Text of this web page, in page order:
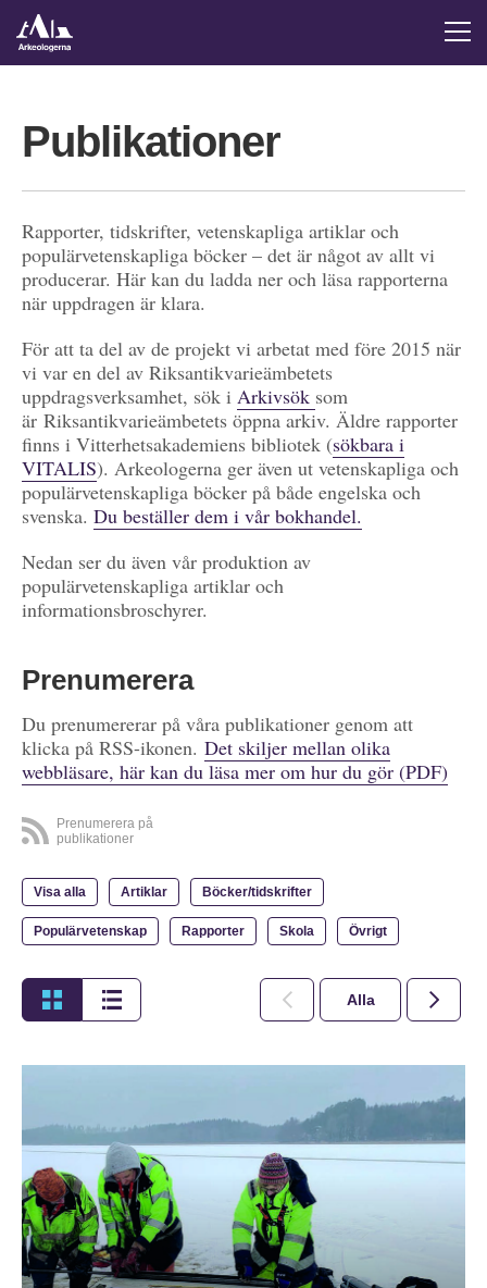
Publikationer
Rapporter, tidskrifter, vetenskapliga artiklar och
populärvetenskapliga böcker – det är något av allt vi
producerar. Här kan du ladda ner och läsa rapporterna
när uppdragen är klara.
För att ta del av de projekt vi arbetat med före 2015 när
vi var en del av Riksantikvarieämbetets
uppdragsverksamhet, sök i Arkivsök som
är Riksantikvarieämbetets öppna arkiv. Äldre rapporter
finns i Vitterhetsakademiens bibliotek (sökbara i
VITALIS). Arkeologerna ger även ut vetenskapliga och
populärvetenskapliga böcker på både engelska och
svenska. Du beställer dem i vår bokhandel.
Nedan ser du även vår produktion av
populärvetenskapliga artiklar och
informationsbroschyrer.
Prenumerera
Du prenumererar på våra publikationer genom att
klicka på RSS-ikonen. Det skiljer mellan olika
webbläsare, här kan du läsa mer om hur du gör (PDF)
Prenumerera på
publikationer
Visa alla Artiklar Böcker/tidskrifter
Populärvetenskap Rapporter Skola Övrigt
Alla 2026